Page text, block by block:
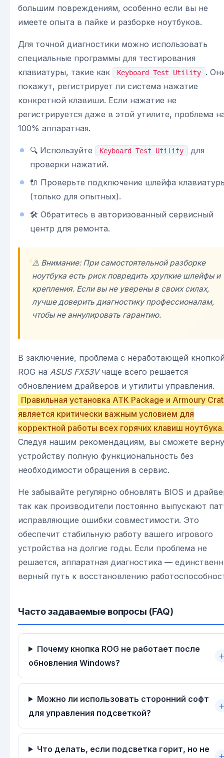
большим повреждениям, особенно если вы не
имеете опыта в пайке и разборке ноутбуков.
Для точной диагностики можно использовать
специальные программы для тестирования
клавиатуры, такие как
Keyboard Test Utility
.
покажут, регистрирует ли система нажатие
конкретной клавиши. Если нажатие не
регистрируется даже в этой утилите, проблема
100% аппаратная.
🔍 Используйте Keyboard Test Utility
для
проверки нажатий.
🔌 Проверьте подключение шлейфа
(только для опытных).
🛠 Обратитесь в авторизованный сервисный
центр для ремонта.
⚠️ Внимание: При самостоятельной разборке
ноутбука есть риск повредить хрупкие шлейфы и
крепления. Если вы не уверены в своих силах,
лучше доверить диагностику профессионалам,
чтобы не аннулировать гарантию.
В заключение, проблема с неработающей
ROG на ASUS FX53Vчаще всего решается
обновлением драйверов и утилиты управления.
Правильная установка ATK Package и Armoury
является критически важным условием для
корректной работы всех горячих клавиш ноутбука.
Следуя нашим рекомендациям, вы сможете
устройству полную функциональность без
необходимости обращения в сервис.
Не забывайте регулярно обновлять BIOS и
так как производители постоянно выпускают
исправляющие ошибки совместимости. Это
обеспечит стабильную работу вашего игрового
устройства на долгие годы. Если проблема не
решается, аппаратная диагностика —
верный путь к восстановлению
Часто задаваемые вопросы (FAQ)
Почему кнопка ROG не работает после
обновления Windows?
Можно ли использовать сторонний софт
для управления подсветкой?
Что делать, если подсветка горит, но не